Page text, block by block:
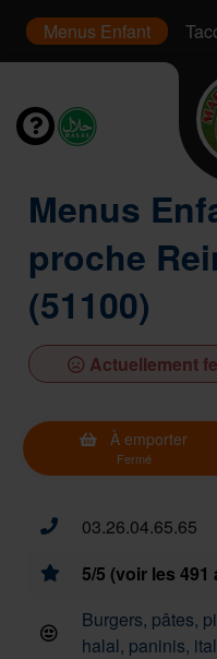
Menus Enfant
Menus
proche
(51100)
Actuellement
À emporter
Fermé
03.26.04.65.65
5/5 (voir les 491
Burgers, pâtes,
halal, paninis,